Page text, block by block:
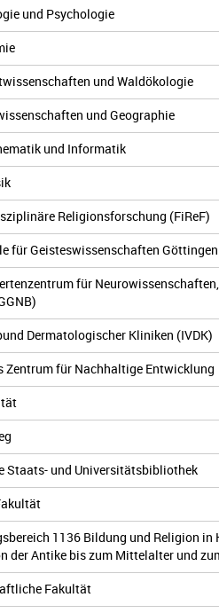
und Psychologie
und Waldökologie
und Geographie
und Informatik
Religionsforschung (FiReF)
für Geisteswissenschaften Göttingen
für
Dermatologischer Kliniken (IVDK)
Zentrum für Nachhaltige Entwicklung
Staats- und Universitätsbibliothek
1136 Bildung und Religion
der Antike bis zum Mittelalter und
Fakultät